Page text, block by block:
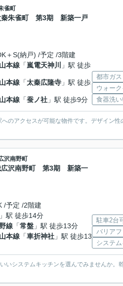
雀町
秦朱雀町 第3期 新築一戸
＋S(納戸) /予定 /3階建
本線 「嵐電天神川
」駅 徒歩
本線 「太秦広隆寺 」駅 徒歩
本線 「蚕ノ社 」駅 徒歩9分
都市ガス
ウォー
食器洗
のアクセスが可能な物件です。デザイン
沢南野町
広沢南野町 第3期 新築一
/予定 /2階建
」駅 徒歩14分
線 「常盤 」駅 徒歩13分
本線 「車折神社 」駅 徒歩13
駐車2台
バリアフ
システ
いシステムキッチンを選んでみませんか。